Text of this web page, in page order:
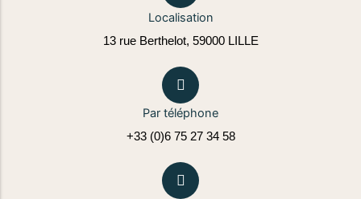
Localisation
13 rue Berthelot, 59000 LILLE
Par téléphone
+33 (0)6 75 27 34 58